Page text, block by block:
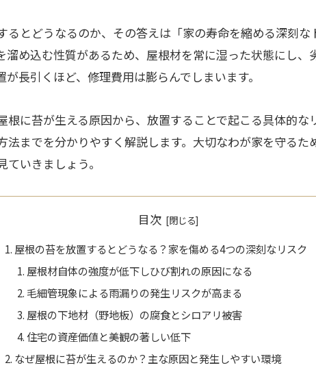
るとどうなるのか、その答えは「家の寿命を縮める深刻な
溜め込む性質があるため、屋根材を常に湿った状態にし、
が長引くほど、修理費用は膨らんでしまいます。
根に苔が生える原因から、放置することで起こる具体的な
法までを分かりやすく解説します。大切なわが家を守るた
いきましょう。
目次
屋根の苔を放置するとどうなる？家を傷める4つの深刻なリスク
屋根材自体の強度が低下しひび割れの原因になる
毛細管現象による雨漏りの発生リスクが高まる
屋根の下地材（野地板）の腐食とシロアリ被害
住宅の資産価値と美観の著しい低下
なぜ屋根に苔が生えるのか？主な原因と発生しやすい環境